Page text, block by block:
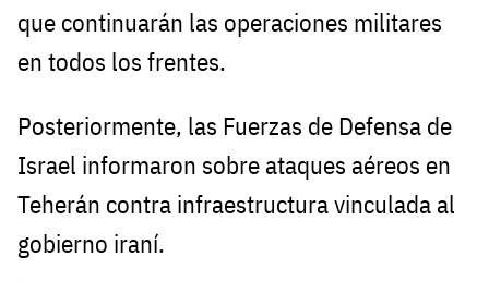
que continuarán las operaciones militares
en todos los frentes.
Posteriormente, las Fuerzas de Defensa de
Israel informaron sobre ataques aéreos en
Teherán contra infraestructura vinculada al
gobierno iraní.